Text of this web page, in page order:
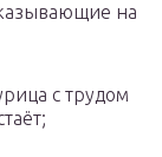
на
с трудом